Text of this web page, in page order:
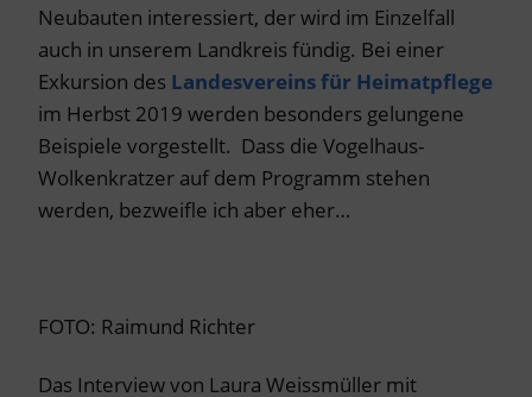
Neubauten interessiert, der wird im Einzelfall
auch in unserem Landkreis fündig. Bei einer
Exkursion des Landesvereins für Heimatpflege
im Herbst 2019 werden besonders gelungene
Beispiele vorgestellt. Dass die Vogelhaus-
Wolkenkratzer auf dem Programm stehen
werden, bezweifle ich aber eher…
FOTO: Raimund Richter
Das Interview von Laura Weissmüller mit